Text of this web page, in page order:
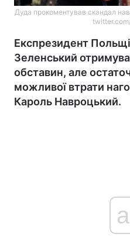
Дуда прокоментував скандал
Експрезидент
Зеленський
обставин, але
можливої втрати
Кароль Навроцький.